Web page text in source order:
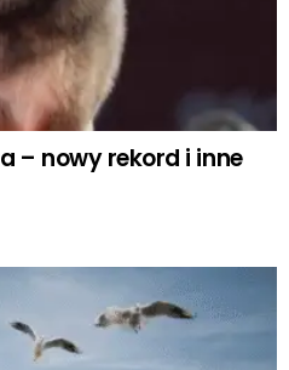
– nowy rekord i inne